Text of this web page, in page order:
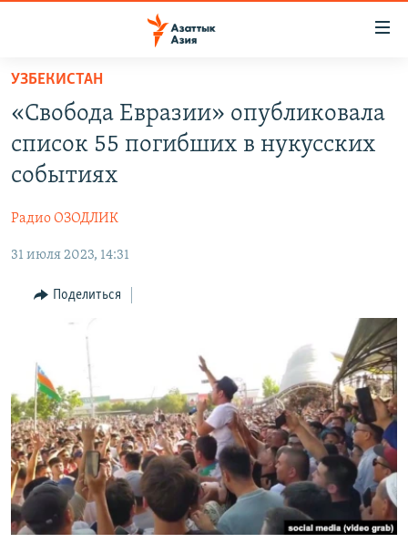
Вернуться
основному
содержанию
Вернутся
главной
Вернутся
поиску
ЦЕНТРАЛЬНАЯ АЗИЯ
КЫРГЫЗСТАН
ТАДЖИКИСТАН
ВОЙНА В УКРАИНЕ
ҚАЗАҚША
КЫРГЫЗЧА
ЎЗБЕКЧА
ТОҶИКӢ
TÜRKMENÇE
Все сайты РСЕ/РС
УЗБЕКИСТАН
«Свобода Евразии» опубликовала
список 55 погибших в нукусских
событиях
Радио ОЗОДЛИК
31 июля 2023, 14:31
Поделиться